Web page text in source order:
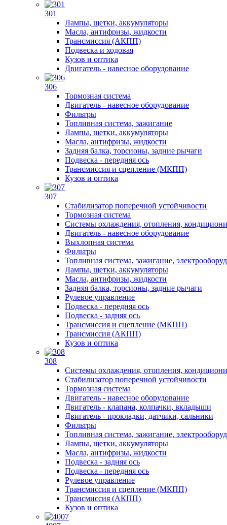
301
Лампы, щетки, аккумуляторы
Масла, антифризы, жидкости
Трансмиссия (АКПП)
Подвеска и ходовая
Кузов и оптика
Двигатель - навесное оборудование
306
Тормозная система
Двигатель - навесное оборудование
Фильтры
Топливная система, зажигание
Лампы, щетки, аккумуляторы
Масла, антифризы, жидкости
Задняя балка, торсионы, задние рычаги
Подвеска - передняя ось
Трансмиссия и сцепление (МКПП)
Кузов и оптика
307
Стабилизатор поперечной устойчивости
Тормозная система
Системы охлаждения, отопления,
Двигатель - навесное оборудование
Выхлопная система
Фильтры
Топливная система, зажигание,
Лампы, щетки, аккумуляторы
Масла, антифризы, жидкости
Задняя балка, торсионы, задние рычаги
Рулевое управление
Подвеска - передняя ось
Подвеска - задняя ось
Трансмиссия и сцепление (МКПП)
Трансмиссия (АКПП)
Кузов и оптика
308
Системы охлаждения, отопления,
Стабилизатор поперечной устойчивости
Тормозная система
Двигатель - навесное оборудование
Двигатель - клапана, колпачки, вкладыши
Двигатель - прокладки, датчики, сальники
Фильтры
Топливная система, зажигание,
Лампы, щетки, аккумуляторы
Масла, антифризы, жидкости
Подвеска - задняя ось
Подвеска - передняя ось
Рулевое управление
Трансмиссия и сцепление (МКПП)
Трансмиссия (АКПП)
Кузов и оптика